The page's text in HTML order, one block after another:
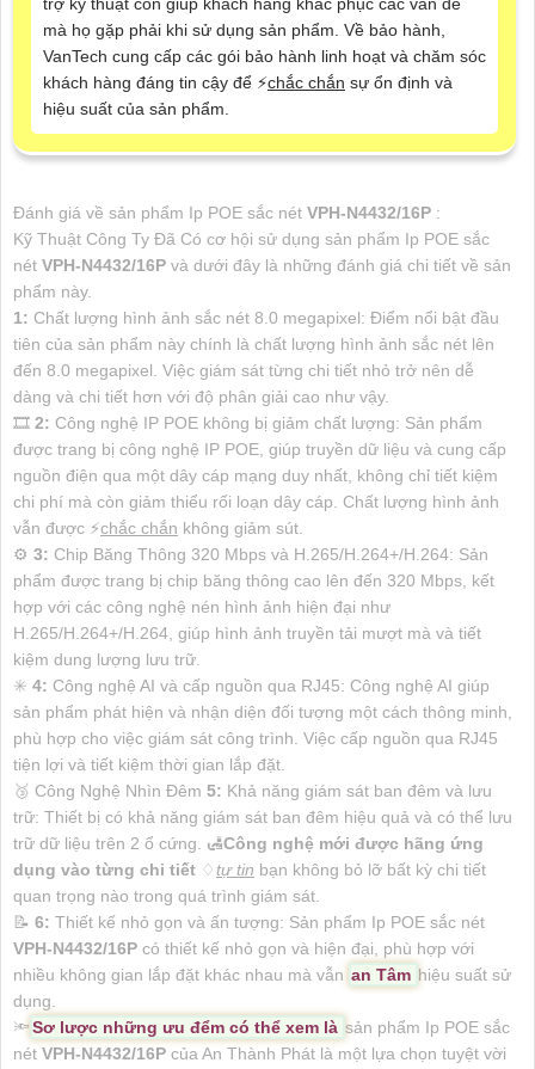
trợ kỹ thuật còn giúp khách hàng khắc phục các vấn đề
mà họ gặp phải khi sử dụng sản phẩm. Về bảo hành,
VanTech cung cấp các gói bảo hành linh hoạt và chăm sóc
khách hàng đáng tin cậy để ️⚡chắc chắn sự ổn định và
hiệu suất của sản phẩm.
Đánh giá về sản phẩm Ip POE sắc nét VPH-N4432/16P :
Kỹ Thuật Công Ty Đã Có cơ hội sử dụng sản phẩm Ip POE sắc
nét VPH-N4432/16P và dưới đây là những đánh giá chi tiết về sản
phẩm này.
1: Chất lượng hình ảnh sắc nét 8.0 megapixel: Điểm nổi bật đầu
tiên của sản phẩm này chính là chất lượng hình ảnh sắc nét lên
đến 8.0 megapixel. Việc giám sát từng chi tiết nhỏ trở nên dễ
dàng và chi tiết hơn với độ phân giải cao như vậy.
🎞 2: Công nghệ IP POE không bị giảm chất lượng: Sản phẩm
được trang bị công nghệ IP POE, giúp truyền dữ liệu và cung cấp
nguồn điện qua một dây cáp mạng duy nhất, không chỉ tiết kiệm
chi phí mà còn giảm thiểu rối loạn dây cáp. Chất lượng hình ảnh
vẫn được ️⚡chắc chắn không giảm sút.
⚙ 3: Chip Băng Thông 320 Mbps và H.265/H.264+/H.264: Sản
phẩm được trang bị chip băng thông cao lên đến 320 Mbps, kết
hợp với các công nghệ nén hình ảnh hiện đại như
H.265/H.264+/H.264, giúp hình ảnh truyền tải mượt mà và tiết
kiệm dung lượng lưu trữ.
✳️ 4: Công nghệ AI và cấp nguồn qua RJ45: Công nghệ AI giúp
sản phẩm phát hiện và nhận diện đối tượng một cách thông minh,
phù hợp cho việc giám sát công trình. Việc cấp nguồn qua RJ45
tiện lợi và tiết kiệm thời gian lắp đặt.
🥉 Công Nghệ Nhìn Đêm 5: Khả năng giám sát ban đêm và lưu
trữ: Thiết bị có khả năng giám sát ban đêm hiệu quả và có thể lưu
trữ dữ liệu trên 2 ổ cứng. 🛃Công nghệ mới được hãng ứng
dụng vào từng chi tiết ♢tự tin bạn không bỏ lỡ bất kỳ chi tiết
quan trọng nào trong quá trình giám sát.
📝 6: Thiết kế nhỏ gọn và ấn tượng: Sản phẩm Ip POE sắc nét
VPH-N4432/16P có thiết kế nhỏ gọn và hiện đại, phù hợp với
nhiều không gian lắp đặt khác nhau mà vẫn an Tâm hiệu suất sử
dụng.
🔦Sơ lược những ưu đểm có thể xem là sản phẩm Ip POE sắc
nét VPH-N4432/16P của An Thành Phát là một lựa chọn tuyệt vời